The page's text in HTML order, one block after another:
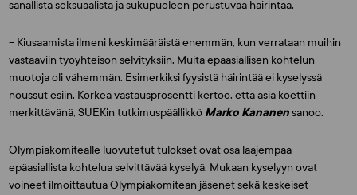
sanallista seksuaalista ja sukupuoleen perustuvaa häirintää.
– Kiusaamista ilmeni keskimääräistä enemmän, kun verrataan muihin
vastaaviin työyhteisön selvityksiin. Muita epäasiallisen kohtelun
muotoja oli vähemmän. Esimerkiksi fyysistä häirintää ei kyselyssä
noussut esiin. Korkea vastausprosentti kertoo, että asia koettiin
merkittävänä, SUEKin tutkimuspäällikkö Marko Kananensanoo.
Olympiakomitealle luovutetut tulokset ovat osa laajempaa
epäasiallista kohtelua selvittävää kyselyä. Mukaan kyselyyn ovat
voineet ilmoittautua Olympiakomitean jäsenet sekä keskeiset